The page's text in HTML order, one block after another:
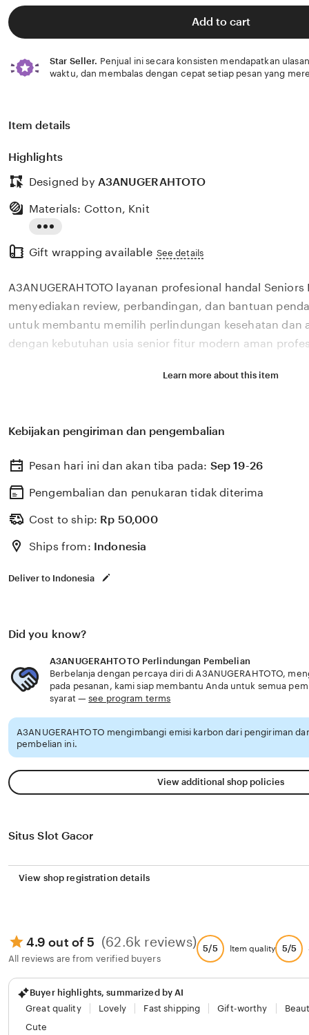
Add to cart
Star Seller. Penjual ini secara konsisten mendapatkan
waktu, dan membalas dengan cepat setiap pesan yang
Item details
Highlights
Designed by A3ANUGERAHTOTO
the
description
Materials: Cotton, Knit
Gift wrapping available See details
A3ANUGERAHTOTO layanan profesional handal
menyediakan review, perbandingan, dan bantuan
untuk membantu memilih perlindungan kesehatan dan
dengan kebutuhan usia senior fitur modern aman
Situs A3ANUGERAHTOTO layanan profesional handal
dengan kebutuhan usia senior fitur modern aman
Learn more about this item
Kebijakan pengiriman dan pengembalian
Pesan hari ini dan akan tiba pada: Sep 19-26
Pengembalian dan penukaran tidak diterima
Cost to ship: Rp 50,000
Ships from: Indonesia
Deliver to Indonesia
Did you know?
A3ANUGERAHTOTO Perlindungan Pembelian
Berbelanja dengan percaya diri di A3ANUGERAHTOTO,
pada pesanan, kami siap membantu Anda untuk semua
syarat —see program terms
A3ANUGERAHTOTO mengimbangi emisi karbon dari pengiriman
pembelian ini.
View additional shop policies
Situs Slot Gacor
View shop registration details
4.9 out of 5 (62.6k reviews)
All reviews are from verified buyers
5/5 Item quality 5/5
Buyer highlights, summarized by AI
Great quality
Lovely Fast shipping Gift-worthy
Cute